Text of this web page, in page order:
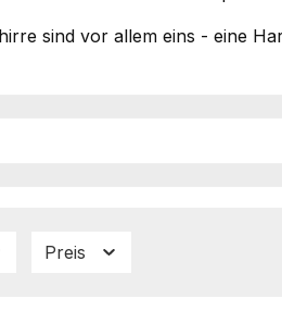
sind vor allem eins - eine
Preis